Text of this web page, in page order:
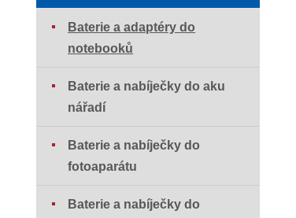
Baterie a adaptéry do
notebooků
Baterie a nabíječky do aku
nářadí
Baterie a nabíječky do
fotoaparátu
Baterie a nabíječky do